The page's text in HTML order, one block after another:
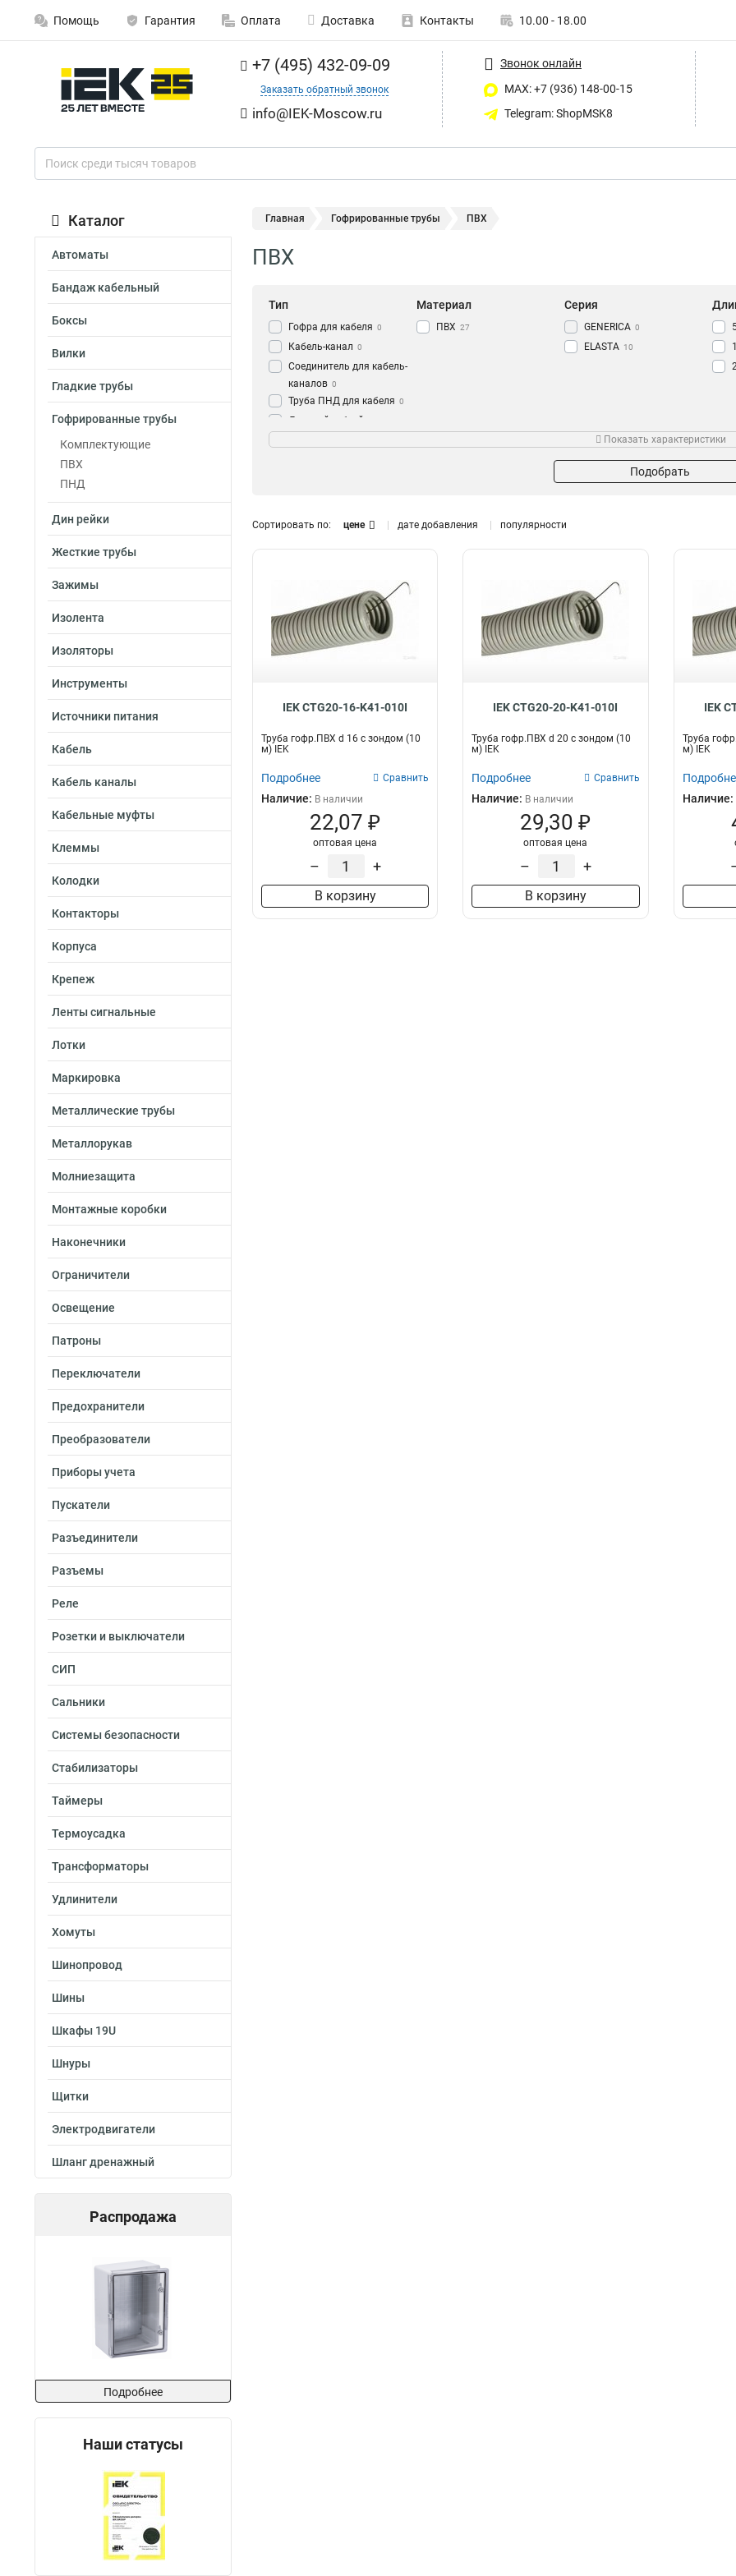
Помощь Гарантия Оплата Доставка Контакты 10.00 - 18.00
+7 (495) 432-09-09
Заказать обратный звонок
info@IEK-Moscow.ru
Звонок онлайн
MAX: +7 (936) 148-00-15
Telegram: ShopMSK8
Каталог
Автоматы
Бандаж кабельный
Боксы
Вилки
Гладкие трубы
Гофрированные трубы
Комплектующие
ПВХ
ПНД
Дин рейки
Жесткие трубы
Зажимы
Изолента
Изоляторы
Инструменты
Источники питания
Кабель
Кабель каналы
Кабельные муфты
Клеммы
Колодки
Контакторы
Корпуса
Крепеж
Ленты сигнальные
Лотки
Маркировка
Металлические трубы
Металлорукав
Молниезащита
Монтажные коробки
Наконечники
Ограничители
Освещение
Патроны
Переключатели
Предохранители
Преобразователи
Приборы учета
Пускатели
Разъединители
Разъемы
Реле
Розетки и выключатели
СИП
Сальники
Системы безопасности
Стабилизаторы
Таймеры
Термоусадка
Трансформаторы
Удлинители
Хомуты
Шинопровод
Шины
Шкафы 19U
Шнуры
Щитки
Электродвигатели
Шланг дренажный
Распродажа
Подробнее
Наши статусы
Главная Гофрированные трубы ПВХ
ПВХ
Тип
Гофра для кабеля 0
Кабель-канал 0
Соединитель для кабель-
каналов 0
Труба ПНД для кабеля 0
Дверной гибкий переход
Материал
ПВХ 27
Серия
GENERICA 0
ELASTA 10
Сосна 3
Показать характеристики
Подобрать
Сортировать по: цене дате добавления популярности
IEK CTG20-16-K41-010I
Труба гофр.ПВХ d 16 с зондом (10
м) IEK
Подробнее Сравнить
Наличие: В наличии
22,07 ₽
оптовая цена
– +
В корзину
IEK CTG20-20-K41-010I
Труба гофр.ПВХ d 20 с зондом (10
м) IEK
Подробнее Сравнить
Наличие: В наличии
29,30 ₽
оптовая цена
– +
В корзину
IEK
Труба
м) IEK
Наличие: